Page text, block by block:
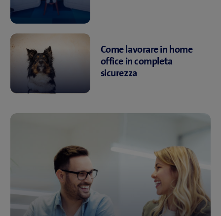
Come lavorare in home
office in completa
sicurezza